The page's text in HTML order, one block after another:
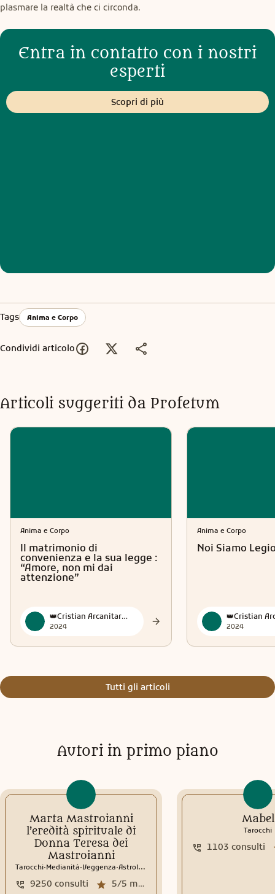
plasmare la realtà che ci circonda.
Entra in contatto con i nostri
esperti
Scopri di più
Tags Anima e Corpo
Condividi articolo
Articoli suggeriti da Profetum
Anima e Corpo
Il matrimonio di
convenienza e la sua legge :
“Amore, non mi dai
attenzione”
👑Cristian Arcanitarocchi👑 Official
2024
Anima e Corpo
Noi Siamo
2024
Tutti gli articoli
Autori in primo piano
Marta Mastroianni
l’eredità spirituale di
Donna Teresa dei
Mastroianni
Tarocchi.Medianità.Veggenza.Astrologia
5/5 media recensioni
9250 consulti
Mabel
Tarocchi
1103 consulti